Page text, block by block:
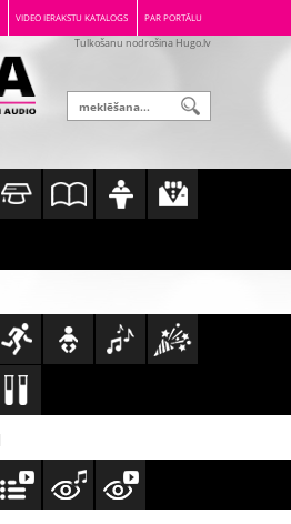
VIDEO IERAKSTU KATALOGS PAR PORTĀLU
Tulkošanu nodrošina Hugo.lv